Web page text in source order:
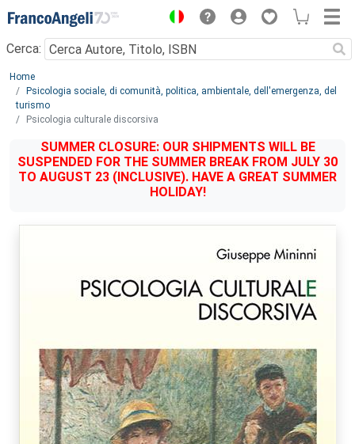
Menu
Cerca:
Main content
Home
Psicologia sociale, di comunità, politica, ambientale, dell'emergenza, del
turismo
Psicologia culturale discorsiva
SUMMER CLOSURE: OUR SHIPMENTS WILL BE
SUSPENDED FOR THE SUMMER BREAK FROM JULY 30
TO AUGUST 23 (INCLUSIVE). HAVE A GREAT SUMMER
HOLIDAY!